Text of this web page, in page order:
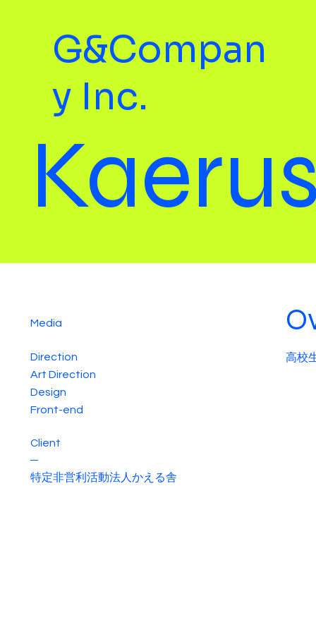
Media
Direction
Art Direction
Design
Front-end
Client
特定非営利活動法人かえる舎
高校
G&Compan
y Inc.